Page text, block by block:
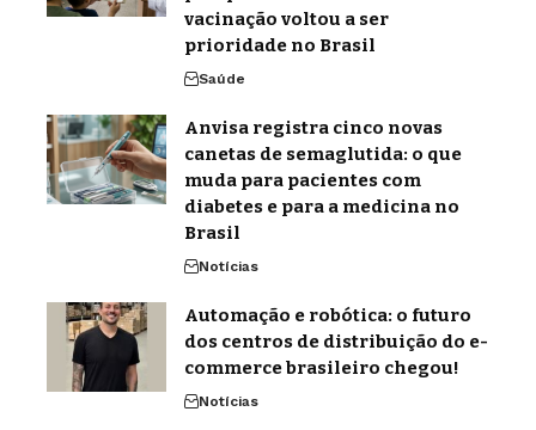
vacinação voltou a ser
prioridade no Brasil
Saúde
Anvisa registra cinco novas
canetas de semaglutida: o que
muda para pacientes com
diabetes e para a medicina no
Brasil
Notícias
Automação e robótica: o futuro
dos centros de distribuição do e-
commerce brasileiro chegou!
Notícias